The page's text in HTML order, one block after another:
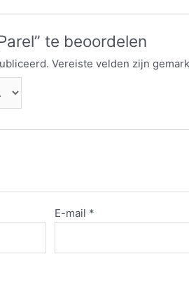
te beoordelen
Vereiste velden zijn
E-mail *